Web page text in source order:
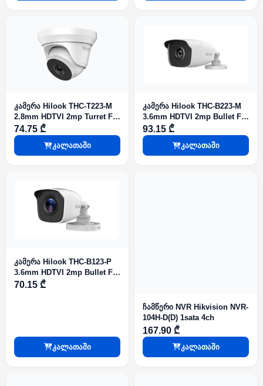
კამერა Hilook THC-T223-M
2.8mm HDTVI 2mp Turret Fix
IR50m Metal
74.75 ₾
კალათაში
კამერა Hilook THC-B223-M
3.6mm HDTVI 2mp Bullet Fix
IR50m Metal
93.15 ₾
კალათაში
კამერა Hilook THC-B123-P
3.6mm HDTVI 2mp Bullet Fix
IR30m
70.15 ₾
კალათაში
ჩამწერი NVR Hikvision NVR-
104H-D(D) 1sata 4ch
167.90 ₾
კალათაში